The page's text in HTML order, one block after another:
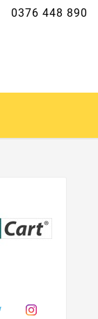
0376 448 890